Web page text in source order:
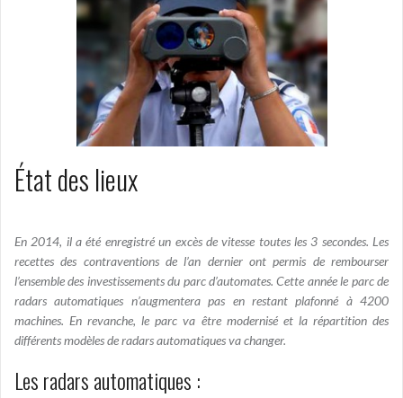
État des lieux
En 2014, il a été enregistré un excès de vitesse toutes les 3 secondes. Les
recettes des contraventions de l’an dernier ont permis de rembourser
l’ensemble des investissements du parc d’automates. Cette année le parc de
radars automatiques n’augmentera pas en restant plafonné à 4200
machines. En revanche, le parc va être modernisé et la répartition des
différents modèles de radars automatiques va changer.
Les radars automatiques :